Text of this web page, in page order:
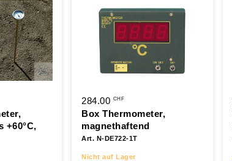
+60°C,
284.00 CHF
Box Thermometer,
magnethaftend
Art. N-DE722-1T
Nicht auf Lager